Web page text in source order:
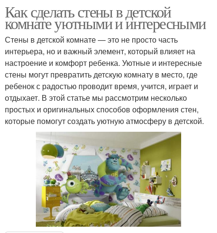
Как сделать стены в детской
комнате уютными и интересными
Стены в детской комнате — это не просто часть
интерьера, но и важный элемент, который влияет на
настроение и комфорт ребенка. Уютные и интересные
стены могут превратить детскую комнату в место, где
ребенок с радостью проводит время, учится, играет и
отдыхает. В этой статье мы рассмотрим несколько
простых и оригинальных способов оформления стен,
которые помогут создать уютную атмосферу в детской.